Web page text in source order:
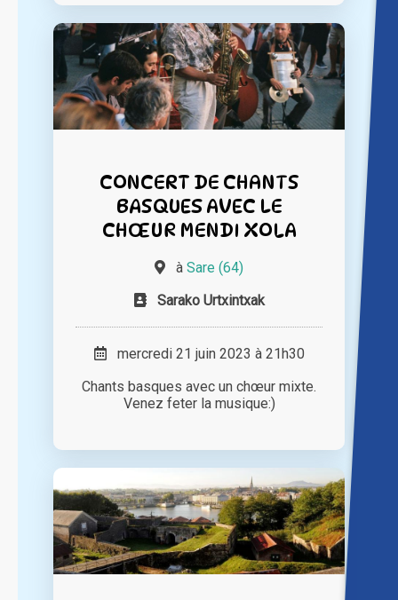
CONCERT DE CHANTS
BASQUES AVEC LE
CHŒUR MENDI XOLA
à Sare (64)
Sarako Urtxintxak
mercredi 21 juin 2023 à 21h30
Chants basques avec un chœur mixte.
Venez feter la musique:)